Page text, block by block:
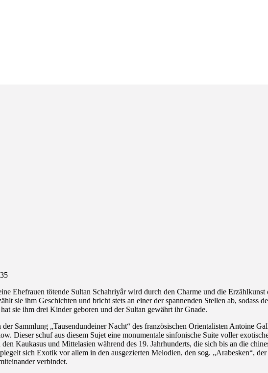
Ehefrauen tötende Sultan Schahriyâr wird durch den Charme und die Erzählkunst
sie ihm Geschichten und bricht stets an einer der spannenden Stellen ab, sodass
sie ihm drei Kinder geboren und der Sultan gewährt ihr Gnade.
Sammlung „Tausendundeiner Nacht“ des französischen Orientalisten Antoine
Dieser schuf aus diesem Sujet eine monumentale sinfonische Suite voller
Kaukasus und Mittelasien während des 19. Jahrhunderts, die sich bis an die
sich Exotik vor allem in den ausgezierten Melodien, den sog. „Arabesken“,
verbindet.